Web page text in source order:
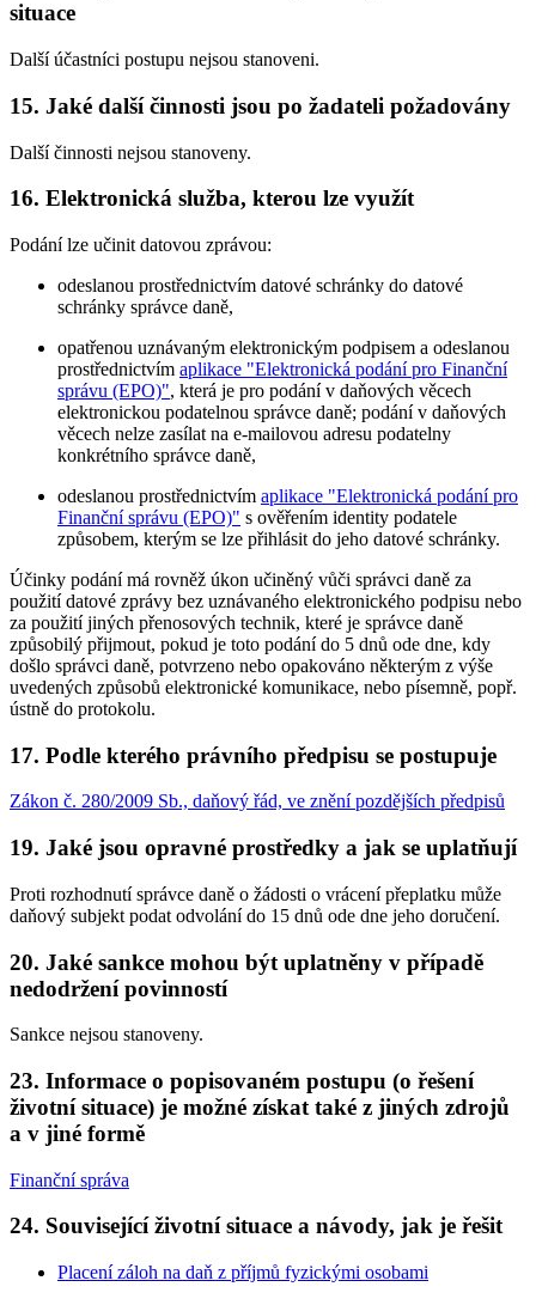
situace
Další účastníci postupu nejsou stanoveni.
15. Jaké další činnosti jsou po žadateli požadovány
Další činnosti nejsou stanoveny.
16. Elektronická služba, kterou lze využít
Podání lze učinit datovou zprávou:
odeslanou prostřednictvím datové schránky do datové
schránky správce daně,
opatřenou uznávaným elektronickým podpisem a odeslanou
prostřednictvím aplikace "Elektronická podání pro Finanční
správu (EPO)", která je pro podání v daňových věcech
elektronickou podatelnou správce daně; podání v daňových
věcech nelze zasílat na e-mailovou adresu podatelny
konkrétního správce daně,
odeslanou prostřednictvím aplikace "Elektronická podání pro
Finanční správu (EPO)" s ověřením identity podatele
způsobem, kterým se lze přihlásit do jeho datové schránky.
Účinky podání má rovněž úkon učiněný vůči správci daně za
použití datové zprávy bez uznávaného elektronického podpisu nebo
za použití jiných přenosových technik, které je správce daně
způsobilý přijmout, pokud je toto podání do 5 dnů ode dne, kdy
došlo správci daně, potvrzeno nebo opakováno některým z výše
uvedených způsobů elektronické komunikace, nebo písemně, popř.
ústně do protokolu.
17. Podle kterého právního předpisu se postupuje
Zákon č. 280/2009 Sb., daňový řád, ve znění pozdějších předpisů
19. Jaké jsou opravné prostředky a jak se uplatňují
Proti rozhodnutí správce daně o žádosti o vrácení přeplatku může
daňový subjekt podat odvolání do 15 dnů ode dne jeho doručení.
20. Jaké sankce mohou být uplatněny v případě
nedodržení povinností
Sankce nejsou stanoveny.
23. Informace o popisovaném postupu (o řešení
životní situace) je možné získat také z jiných zdrojů
a v jiné formě
Finanční správa
24. Související životní situace a návody, jak je řešit
Placení záloh na daň z příjmů fyzickými osobami